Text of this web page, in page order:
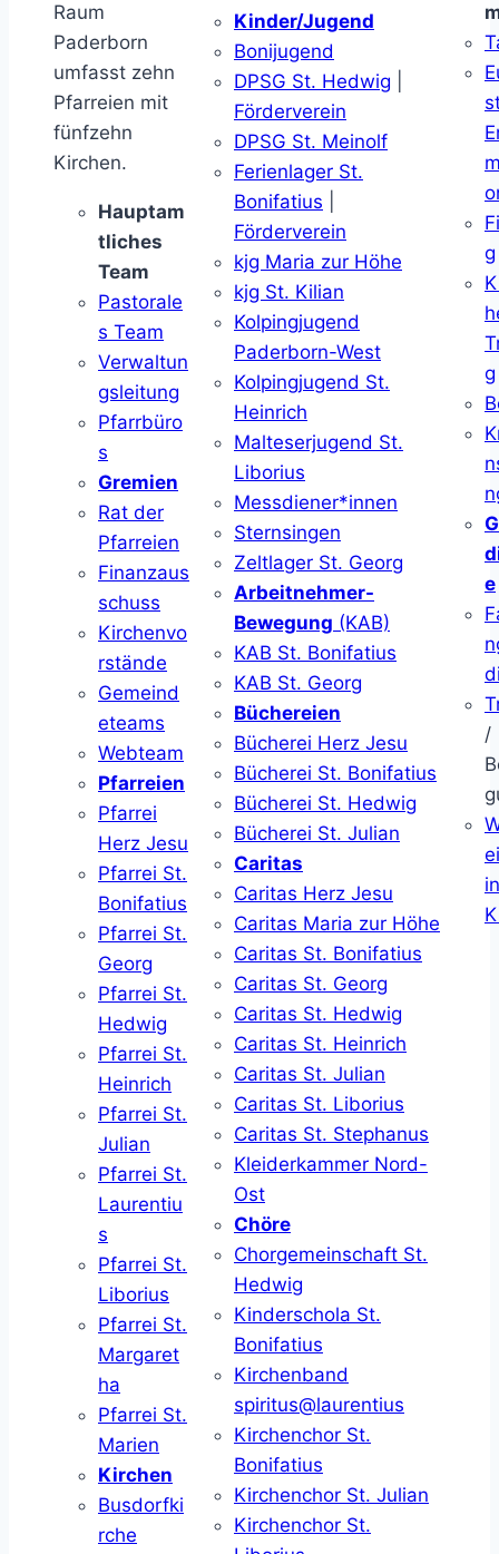
Raum
Paderborn
umfasst zehn
Pfarreien mit
fünfzehn
Kirchen.
Hauptam
tliches
Team
Pastorale
s Team
Verwaltun
gsleitung
Pfarrbüro
s
Gremien
Rat der
Pfarreien
Finanzaus
schuss
Kirchenvo
rstände
Gemeind
eteams
Webteam
Pfarreien
Pfarrei
Herz Jesu
Pfarrei St.
Bonifatius
Pfarrei St.
Georg
Pfarrei St.
Hedwig
Pfarrei St.
Heinrich
Pfarrei St.
Julian
Pfarrei St.
Laurentiu
s
Pfarrei St.
Liborius
Pfarrei St.
Margaret
ha
Pfarrei St.
Marien
Kirchen
Busdorfki
rche
Kinder/Jugend
Bonijugend
DPSG St. Hedwig
Förderverein
DPSG St. Meinolf
Ferienlager St.
Bonifatius
Förderverein
kjg Maria zur Höhe
kjg St. Kilian
Kolpingjugend
Paderborn-West
Kolpingjugend St.
Heinrich
Malteserjugend St.
Liborius
Messdiener*innen
Sternsingen
Zeltlager St. Georg
Arbeitnehmer-
Bewegung (KAB)
KAB St. Bonifatius
KAB St. Georg
Büchereien
Bücherei Herz Jesu
Bücherei St. Bonifatius
Bücherei St. Hedwig
Bücherei St. Julian
Caritas
Caritas Herz Jesu
Caritas Maria zur Höhe
Caritas St. Bonifatius
Caritas St. Georg
Caritas St. Hedwig
Caritas St. Heinrich
Caritas St. Julian
Caritas St. Liborius
Caritas St. Stephanus
Kleiderkammer Nord-
Ost
Chöre
Chorgemeinschaft St.
Hedwig
Kinderschola St.
Bonifatius
Kirchenband
spiritus@laurentius
Kirchenchor St.
Bonifatius
Kirchenchor St. Julian
Kirchenchor St.
g
g
e
/